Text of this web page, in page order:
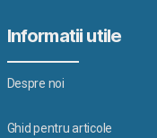
Informatii utile
Despre noi
Ghid pentru articole